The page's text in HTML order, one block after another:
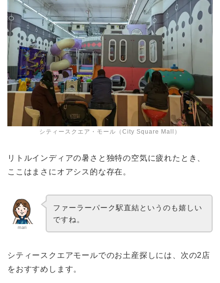
シティースクエア・モール（City Square Mall）
リトルインディアの暑さと独特の空気に疲れたとき、
ここはまさにオアシス的な存在。
mari
ファーラーパーク駅直結というのも嬉しい
ですね。
シティースクエアモールでのお土産探しには、次の2店
をおすすめします。